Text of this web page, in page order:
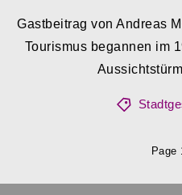
Gastbeitrag von Andreas
Tourismus begannen im
Page